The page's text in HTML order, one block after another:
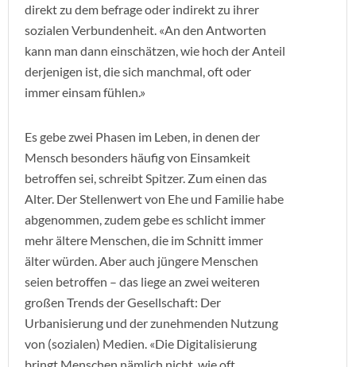
direkt zu dem befrage oder indirekt zu ihrer
sozialen Verbundenheit. «An den Antworten
kann man dann einschätzen, wie hoch der Anteil
derjenigen ist, die sich manchmal, oft oder
immer einsam fühlen.»
Es gebe zwei Phasen im Leben, in denen der
Mensch besonders häufig von Einsamkeit
betroffen sei, schreibt Spitzer. Zum einen das
Alter. Der Stellenwert von Ehe und Familie habe
abgenommen, zudem gebe es schlicht immer
mehr ältere Menschen, die im Schnitt immer
älter würden. Aber auch jüngere Menschen
seien betroffen – das liege an zwei weiteren
großen Trends der Gesellschaft: Der
Urbanisierung und der zunehmenden Nutzung
von (sozialen) Medien. «Die Digitalisierung